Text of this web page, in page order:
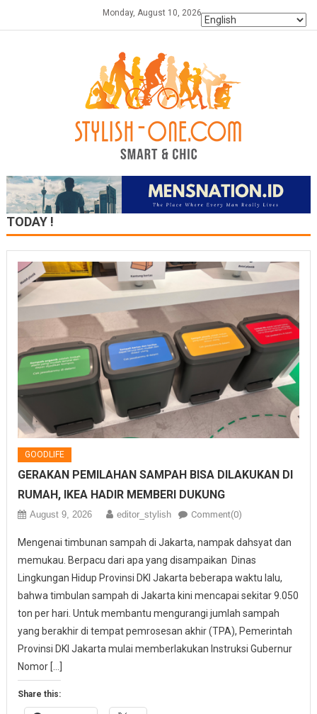
Monday, August 10, 2026
TODAY !
GOODLIFE
GERAKAN PEMILAHAN SAMPAH BISA DILAKUKAN DI
RUMAH, IKEA HADIR MEMBERI DUKUNG
August 9, 2026 editor_stylish Comment(0)
Mengenai timbunan sampah di Jakarta, nampak dahsyat dan
memukau. Berpacu dari apa yang disampaikan Dinas
Lingkungan Hidup Provinsi DKI Jakarta beberapa waktu lalu,
bahwa timbulan sampah di Jakarta kini mencapai sekitar 9.050
ton per hari. Untuk membantu mengurangi jumlah sampah
yang berakhir di tempat pemrosesan akhir (TPA), Pemerintah
Provinsi DKI Jakarta mulai memberlakukan Instruksi Gubernur
Nomor […]
Share this: